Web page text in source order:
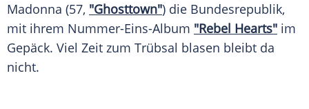
Madonna (57, "Ghosttown") die Bundesrepublik,
mit ihrem Nummer-Eins-Album "Rebel Hearts" im
Gepäck. Viel Zeit zum Trübsal blasen bleibt da
nicht.